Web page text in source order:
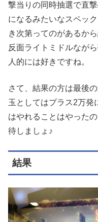
撃当りの同時抽選で直
になるみたいなスペッ
き次第ってのがあるか
反面ライトミドルなが
人的には好きですね。
さて、結果の方は最後
玉としてはプラス2万
はやれることはやった
待しましょ♪
結果